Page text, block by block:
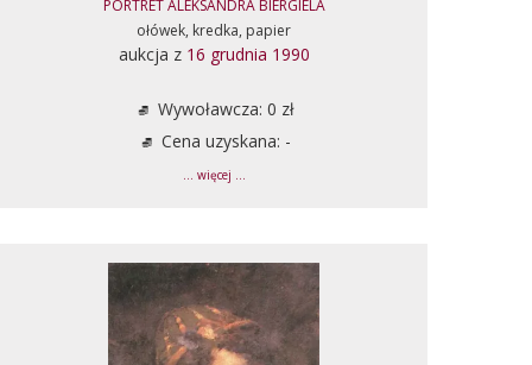
PORTRET ALEKSANDRA BIERGIELA
ołówek, kredka, papier
aukcja z 16 grudnia 1990
Wywoławcza: 0 zł
Cena uzyskana: -
... więcej ...